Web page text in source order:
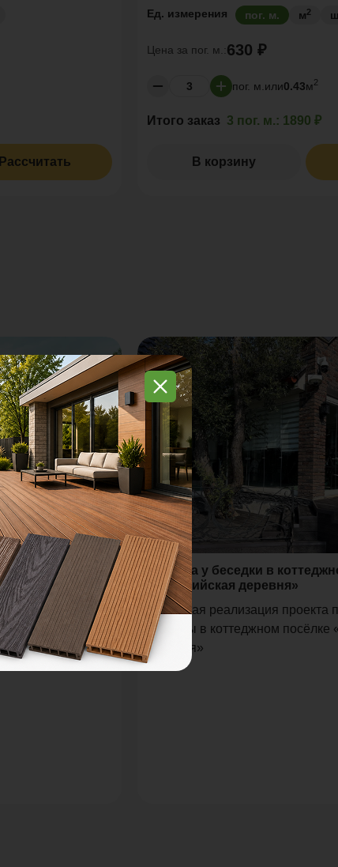
Рассчитать
Ед. измерения пог. м. м2
Цена за пог. м.:630 ₽
пог. м. или0.43м2
Итого заказ 3 пог. м.: 1890 ₽
В корзину
вокруг
Терраса у беседки в
«Бельгийская деревня»
Успешная реализация проекта
террасы в коттеджном посёлке
деревня»